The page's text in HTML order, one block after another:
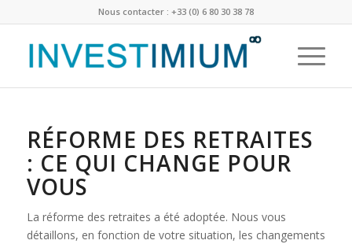
Nous contacter : +33 (0) 6 80 30 38 78
RÉFORME DES RETRAITES
: CE QUI CHANGE POUR
VOUS
La réforme des retraites a été adoptée. Nous vous
détaillons, en fonction de votre situation, les changements